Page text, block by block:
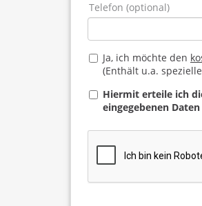
Telefon (optional)
Ja, ich möchte den
(Enthält u.a.
Hiermit erteile ich
eingegebenen